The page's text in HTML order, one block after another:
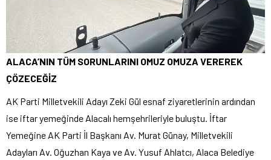
ALACA’NIN TÜM SORUNLARINI OMUZ OMUZA VEREREK
ÇÖZECEĞİZ
AK Parti Milletvekili Adayı Zeki Gül esnaf ziyaretlerinin ardından
ise iftar yemeğinde Alacalı hemşehrileriyle buluştu. İftar
Yemeğine AK Parti İl Başkanı Av. Murat Günay, Milletvekili
Adayları Av. Oğuzhan Kaya ve Av. Yusuf Ahlatcı, Alaca Belediye